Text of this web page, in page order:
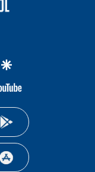
google
youtube-